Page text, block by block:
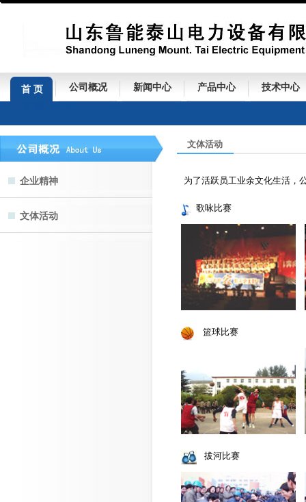
首 页 公司概况 新闻中心 产品中心 技术中心
企业精神
文体活动
文体活动
为了活跃员工业余文化生活，
歌咏比赛
篮球比赛
拔河比赛